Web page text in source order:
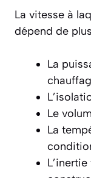
La vitesse à
dépend de
La
Le
La